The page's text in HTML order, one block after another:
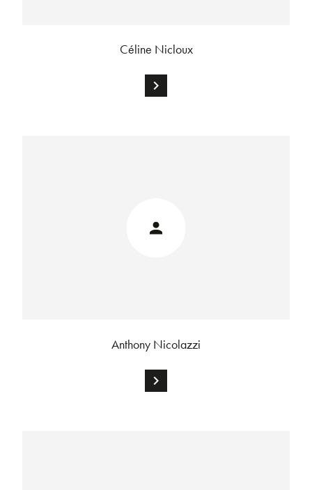
Céline Nicloux
chevron_right
Anthony Nicolazzi
chevron_right